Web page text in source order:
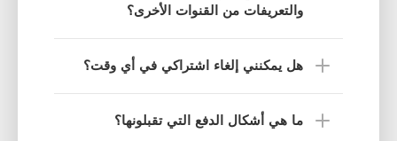
والتعريفات من القنوات الأخرى؟
هل يمكنني إلغاء اشتراكي في أي وقت؟
ما هي أشكال الدفع التي تقبلونها؟